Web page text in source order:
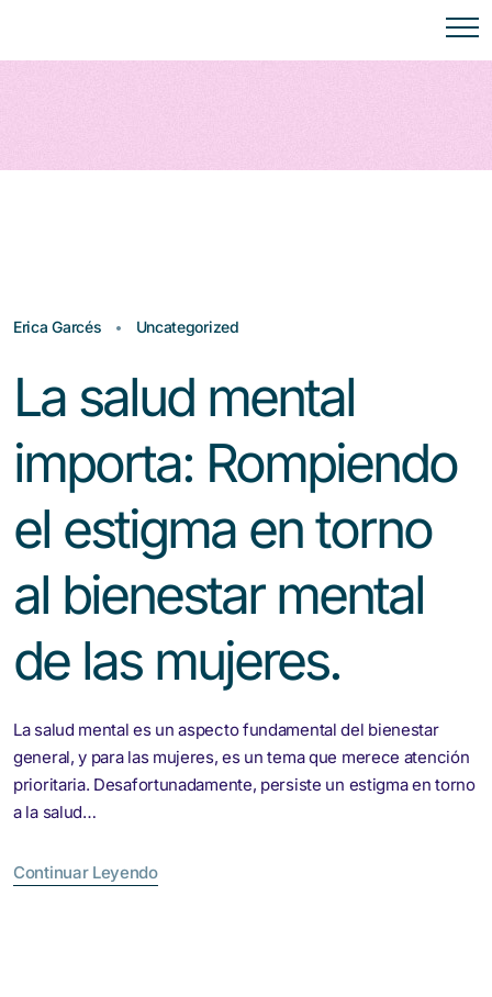
Erica Garcés Uncategorized
La salud mental
importa: Rompiendo
el estigma en torno
al bienestar mental
de las mujeres.
La salud mental es un aspecto fundamental del bienestar
general, y para las mujeres, es un tema que merece atención
prioritaria. Desafortunadamente, persiste un estigma en torno
a la salud…
Continuar Leyendo